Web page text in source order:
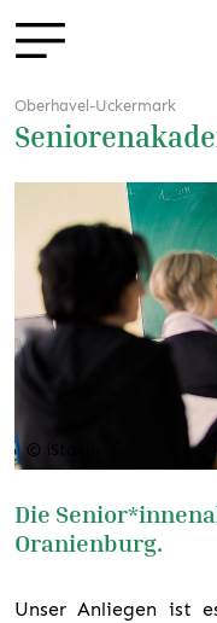
Oberhavel-Uckermark
© iStock
Die
Oranienburg.
Unser Anliegen ist